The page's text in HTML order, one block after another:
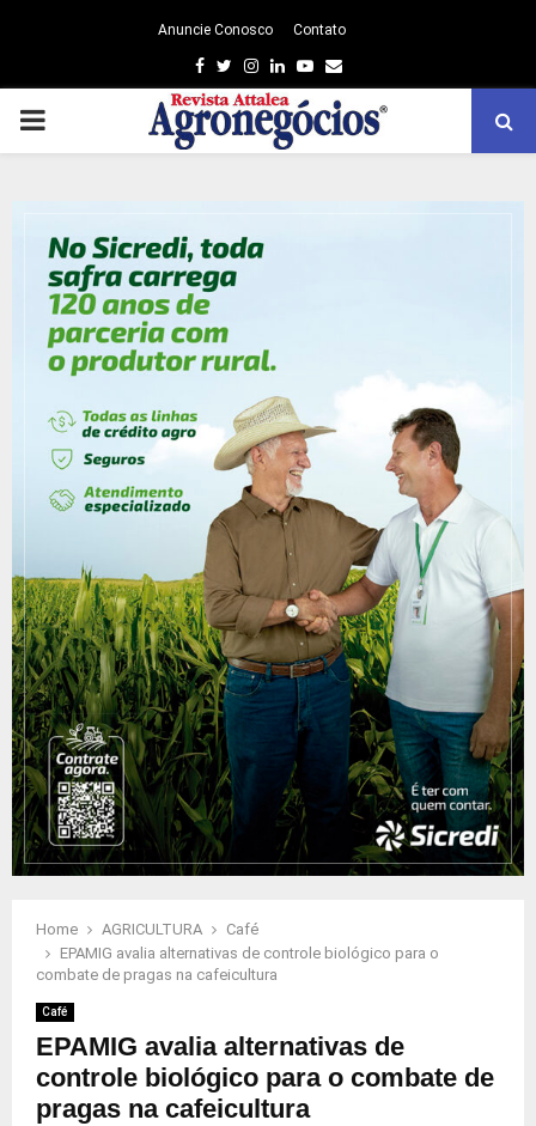
Anuncie Conosco Contato
Facebook
TwitterInstagram
LinkedinYoutube
Email
PRIMARY
Home AGRICULTURA
Café
EPAMIG avalia alternativas de controle biológico para o
combate de pragas na cafeicultura
Café
EPAMIG avalia alternativas de
controle biológico para o combate de
pragas na cafeicultura